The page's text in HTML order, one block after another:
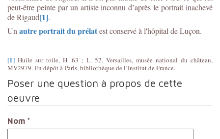
peut-être peinte par un artiste inconnu d’après le portrait inachevé
de Rigaud[1].
Un autre portrait du prélatest conservé à l'hôpital de Luçon.
[1] Huile sur toile, H. 63 ; L. 52. Versailles, musée national du château,
MV2979. En dépôt à Paris, bibliothèque de l’Institut de France.
Poser une question à propos de cette
oeuvre
Nom *